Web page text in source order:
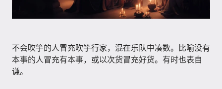
不会吹竽的人冒充吹竽行家，混在乐队中凑数。比喻没有
本事的人冒充有本事，或以次货冒充好货。有时也表自
谦。